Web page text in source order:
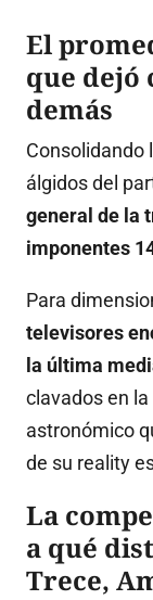
El
que dejó
demás
Consolidando
álgidos del
general de la
imponentes
Para
televisores
la última
clavados en
astronómico
de su reality
La
a qué
Trece,